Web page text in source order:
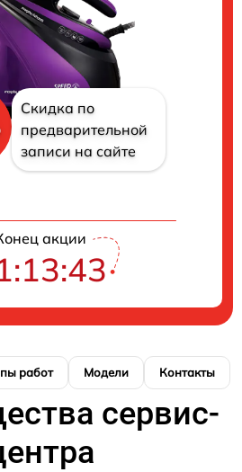
Скидка по
предварительной
записи на сайте
акции
работ Модели Контакты
сервис-